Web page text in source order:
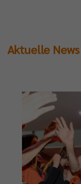
Aktuelle News